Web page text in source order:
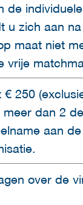
de
u zich aan
maat niet
vrije
€ 250
dan 2
aan
over de